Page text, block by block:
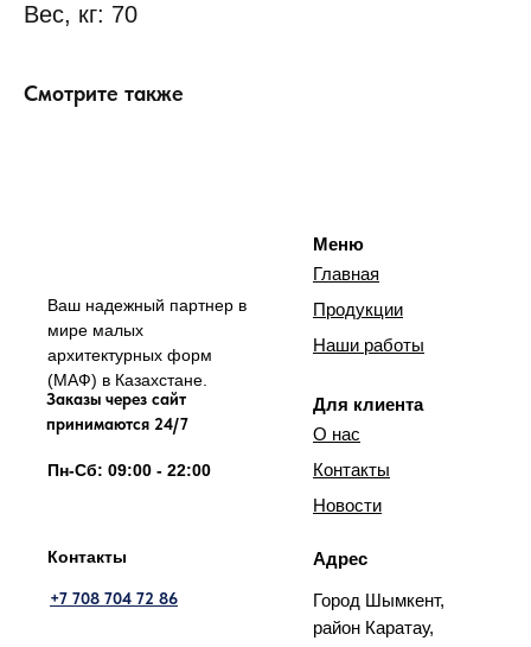
Вес, кг: 70
Смотрите также
Меню
Ваш надежный партнер в
мире малых
архитектурных форм
(МАФ) в Казахстане.
Главная
Продукции
Наши работы
Для клиента
О нас
Контакты
Новости
Контакты
+7 708 704 72 86
Заказы через сайт
принимаются 24/7
Пн-Сб: 09:00 - 22:00
Адрес
Город Шымкент,
район Каратау,